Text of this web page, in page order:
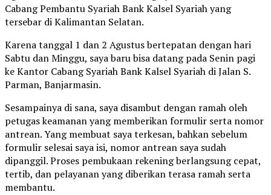
Cabang Pembantu Syariah Bank Kalsel Syariah yang
tersebar di Kalimantan Selatan.
Karena tanggal 1 dan 2 Agustus bertepatan dengan hari
Sabtu dan Minggu, saya baru bisa datang pada Senin pagi
ke Kantor Cabang Syariah Bank Kalsel Syariah di Jalan S.
Parman, Banjarmasin.
Sesampainya di sana, saya disambut dengan ramah oleh
petugas keamanan yang memberikan formulir serta nomor
antrean. Yang membuat saya terkesan, bahkan sebelum
formulir selesai saya isi, nomor antrean saya sudah
dipanggil. Proses pembukaan rekening berlangsung cepat,
tertib, dan pelayanan yang diberikan terasa ramah serta
membantu.